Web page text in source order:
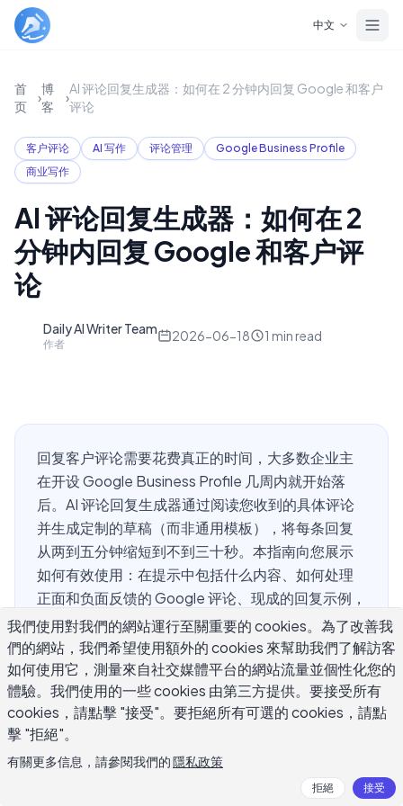
中文
首
页
›
博
客
›
AI 评论回复生成器：如何在 2 分钟内回复 Google 和客户
评论
客户评论 AI 写作 评论管理
Google Business Profile
商业写作
AI 评论回复生成器：如何在 2
分钟内回复 Google 和客户评
论
Daily AI Writer Team
作者
2026-06-18 1 min read
回复客户评论需要花费真正的时间，大多数企业主
在开设 Google Business Profile 几周内就开始落
后。AI 评论回复生成器通过阅读您收到的具体评论
并生成定制的草稿（而非通用模板），将每条回复
从两到五分钟缩短到不到三十秒。本指南向您展示
如何有效使用：在提示中包括什么内容、如何处理
正面和负面反馈的 Google 评论、现成的回复示例，
以及在发布前仍需应用自己判断的地方。
什么是 AI 评论回复生成器，它如何工
作？
我們使用對我們的網站運行至關重要的 cookies。為了改善我
們的網站，我們希望使用額外的 cookies 來幫助我們了解訪客
如何使用它，測量來自社交媒體平台的網站流量並個性化您的
體驗。我們使用的一些 cookies 由第三方提供。要接受所有
cookies，請點擊 "接受"。要拒絕所有可選的 cookies，請點
擊 "拒絕"。
有關更多信息，請參閱我們的隱私政策
拒絕 接受